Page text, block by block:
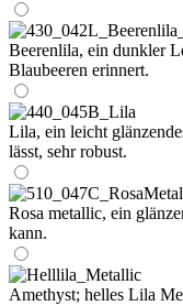
Beerenlila, ein dunkler
Blaubeeren erinnert.
Lila, ein leicht
lässt, sehr robust.
Rosa metallic, ein
kann.
Amethyst; helles Lila